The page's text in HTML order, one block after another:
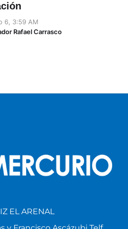
6, 3:59 AM
Rafael Carrasco
EL ARENAL